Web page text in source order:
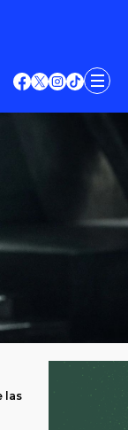
las